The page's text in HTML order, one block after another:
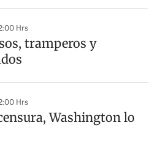
Hrs
tramperos y
Hrs
Washington lo